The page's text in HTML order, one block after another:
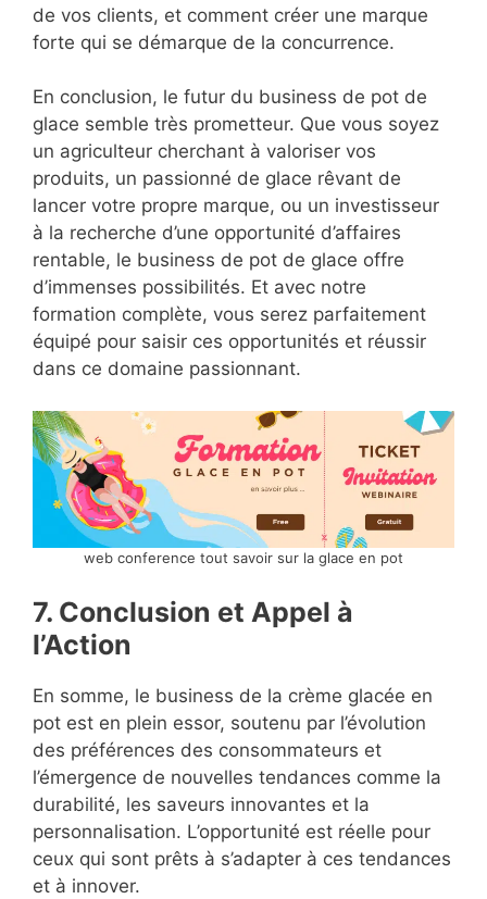
de vos clients, et comment créer une marque
forte qui se démarque de la concurrence.
En conclusion, le futur du business de pot de
glace semble très prometteur. Que vous soyez
un agriculteur cherchant à valoriser vos
produits, un passionné de glace rêvant de
lancer votre propre marque, ou un investisseur
à la recherche d’une opportunité d’affaires
rentable, le business de pot de glace offre
d’immenses possibilités. Et avec notre
formation complète, vous serez parfaitement
équipé pour saisir ces opportunités et réussir
dans ce domaine passionnant.
web conference tout savoir sur la glace en pot
7. Conclusion et Appel à
l’Action
En somme, le business de la crème glacée en
pot est en plein essor, soutenu par l’évolution
des préférences des consommateurs et
l’émergence de nouvelles tendances comme la
durabilité, les saveurs innovantes et la
personnalisation. L’opportunité est réelle pour
ceux qui sont prêts à s’adapter à ces tendances
et à innover.